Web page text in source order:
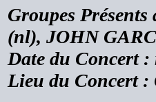
Groupes
(nl), JOHN
Date du Concert :
Lieu du Concert :